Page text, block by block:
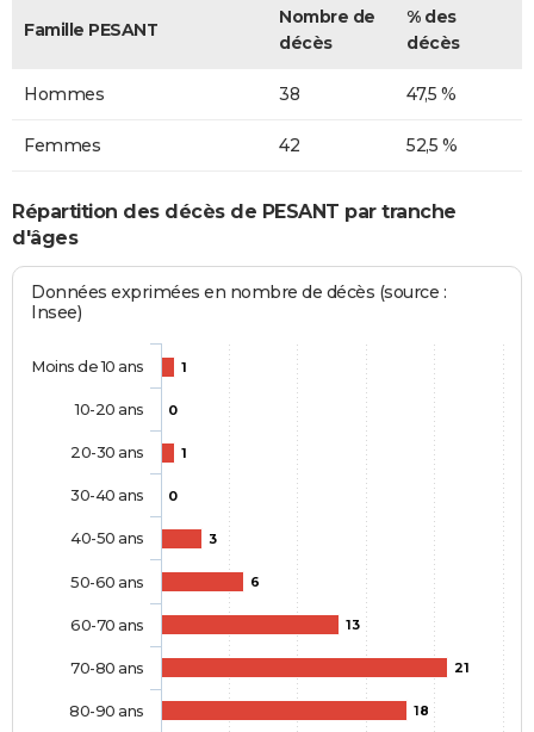
Famille PESANT
Nombre de
décès
% des
décès
Hommes 38 47,5 %
Femmes 42 52,5 %
Répartition des décès de PESANT par tranche
d'âges
Données exprimées en nombre de décès (source :
Insee)
1
0
1
0
3
6
13
21
18
Moins de 10 ans
10-20 ans
20-30 ans
30-40 ans
40-50 ans
50-60 ans
60-70 ans
70-80 ans
80-90 ans